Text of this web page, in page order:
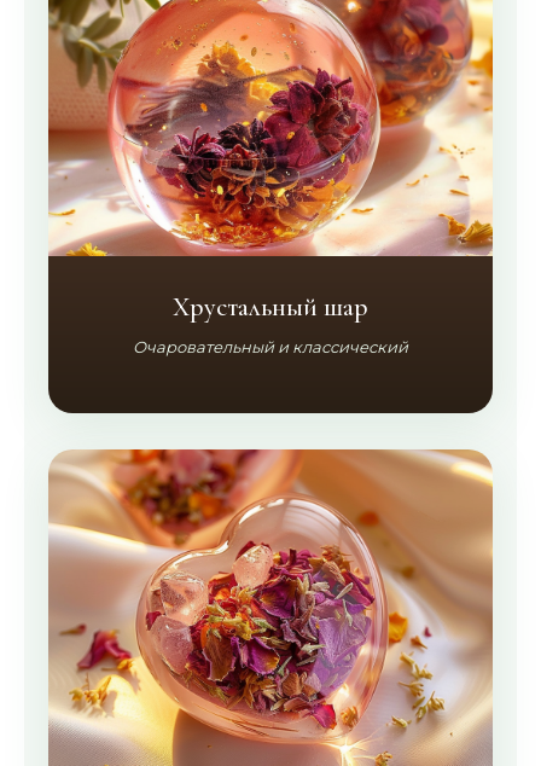
Хрустальный шар
Очаровательный и классический